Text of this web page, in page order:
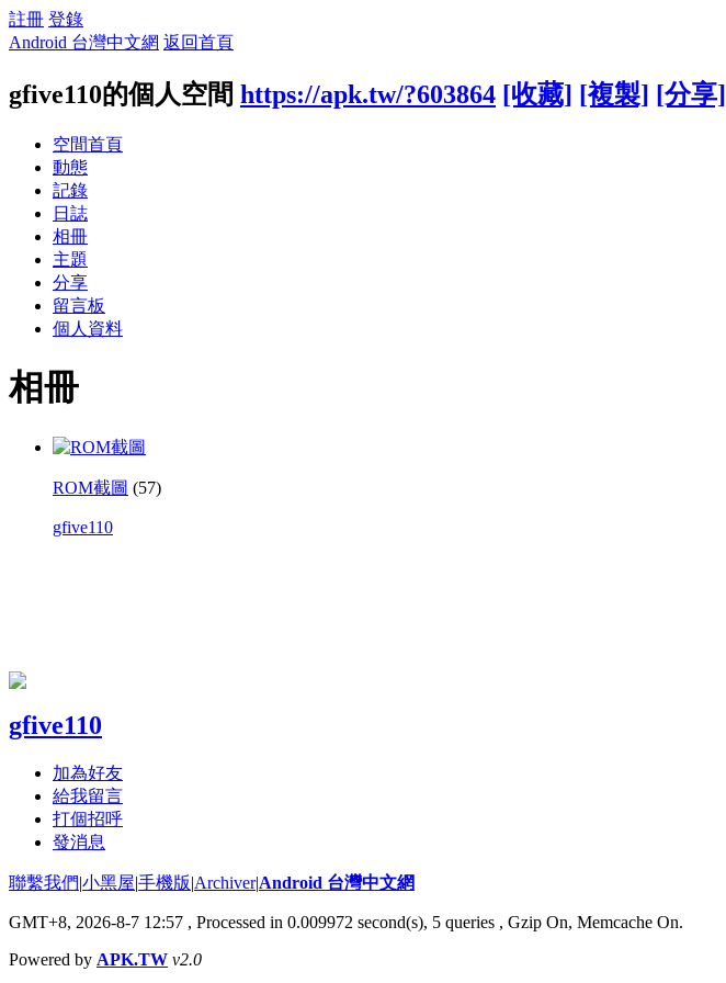
註冊 登錄
Android 台灣中文網 返回首頁
gfive110的個人空間 https://apk.tw/?603864 [收藏] [複製] [分享]
空間首頁
動態
記錄
日誌
相冊
主題
分享
留言板
個人資料
相冊
ROM截圖 (57)
gfive110
gfive110
加為好友
給我留言
打個招呼
發消息
聯繫我們|小黑屋|手機版|Archiver|Android 台灣中文網
GMT+8, 2026-8-7 12:57 , Processed in 0.009972 second(s), 5 queries , Gzip On, Memcache On.
Powered by APK.TW v2.0